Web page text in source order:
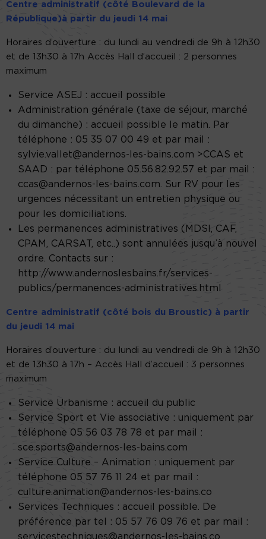
Centre administratif (côté Boulevard de la
République)à partir du jeudi 14 mai
Horaires d’ouverture : du lundi au vendredi de 9h à 12h30
et de 13h30 à 17h Accès Hall d’accueil : 2 personnes
maximum
Service ASEJ : accueil possible
Administration générale (taxe de séjour, marché
du dimanche) : accueil possible le matin. Par
téléphone : 05 35 07 00 49 et par mail :
sylvie.vallet@andernos-les-bains.com >CCAS et
SAAD : par téléphone 05.56.82.92.57 et par mail :
ccas@andernos-les-bains.com. Sur RV pour les
urgences nécessitant un entretien physique ou
pour les domiciliations.
Les permanences administratives (MDSI, CAF,
CPAM, CARSAT, etc..) sont annulées jusqu’à nouvel
ordre. Contacts sur :
http://www.andernoslesbains.fr/services-
publics/permanences-administratives.html
Centre administratif (côté bois du Broustic) à partir
du jeudi 14 mai
Horaires d’ouverture : du lundi au vendredi de 9h à 12h30
et de 13h30 à 17h – Accès Hall d’accueil : 3 personnes
maximum
Service Urbanisme : accueil du public
Service Sport et Vie associative : uniquement par
téléphone 05 56 03 78 78 et par mail :
sce.sports@andernos-les-bains.com
Service Culture – Animation : uniquement par
téléphone 05 57 76 11 24 et par mail :
culture.animation@andernos-les-bains.co
Services Techniques : accueil possible. De
préférence par tel : 05 57 76 09 76 et par mail :
servicestechniques@andernos-les-bains.co